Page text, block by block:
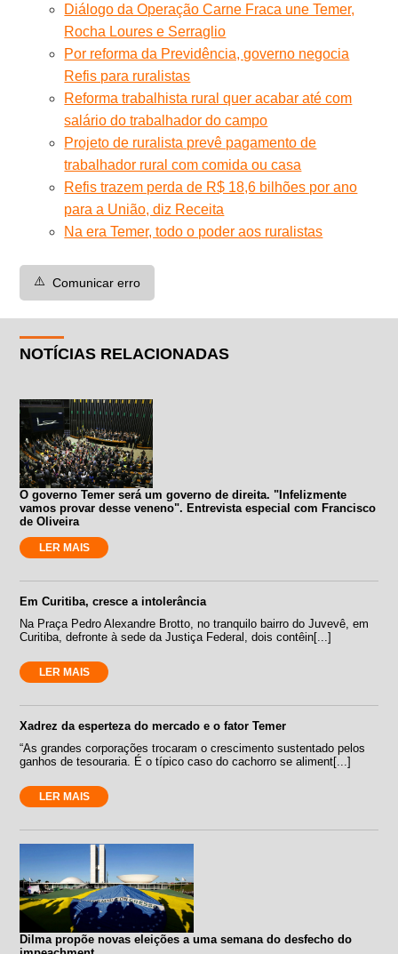
Diálogo da Operação Carne Fraca une Temer,
Rocha Loures e Serraglio
Por reforma da Previdência, governo negocia
Refis para ruralistas
Reforma trabalhista rural quer acabar até com
salário do trabalhador do campo
Projeto de ruralista prevê pagamento de
trabalhador rural com comida ou casa
Refis trazem perda de R$ 18,6 bilhões por ano
para a União, diz Receita
Na era Temer, todo o poder aos ruralistas
⚠️ Comunicar erro
NOTÍCIAS RELACIONADAS
O governo Temer será um governo de direita. "Infelizmente
vamos provar desse veneno". Entrevista especial com Francisco
de Oliveira
LER MAIS
Em Curitiba, cresce a intolerância
Na Praça Pedro Alexandre Brotto, no tranquilo bairro do Juvevê, em
Curitiba, defronte à sede da Justiça Federal, dois contêin[...]
LER MAIS
Xadrez da esperteza do mercado e o fator Temer
“As grandes corporações trocaram o crescimento sustentado pelos
ganhos de tesouraria. É o típico caso do cachorro se aliment[...]
LER MAIS
Dilma propõe novas eleições a uma semana do desfecho do